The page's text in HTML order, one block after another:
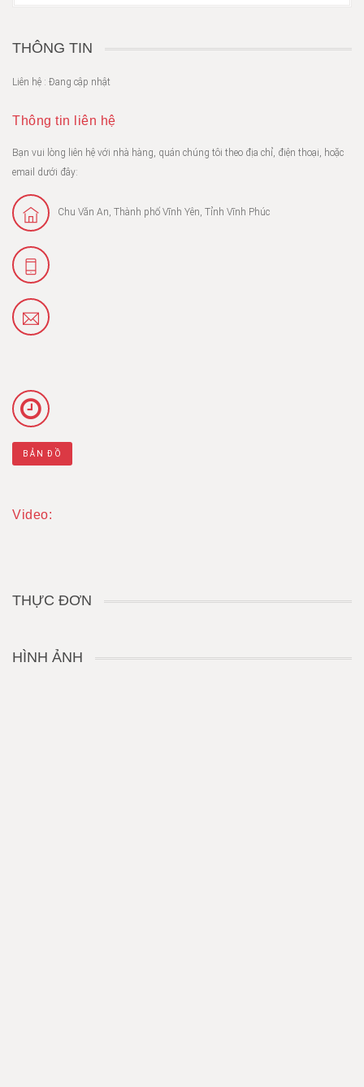
THÔNG TIN
Liên hệ : Đang cập nhật
Thông tin liên hệ
Bạn vui lòng liên hệ với nhà hàng, quán chúng tôi theo địa chỉ, điện thoại, hoặc
email dưới đây:
Chu Văn An, Thành phố Vĩnh Yên, Tỉnh Vĩnh Phúc
BẢN ĐỒ
Video:
THỰC ĐƠN
HÌNH ẢNH